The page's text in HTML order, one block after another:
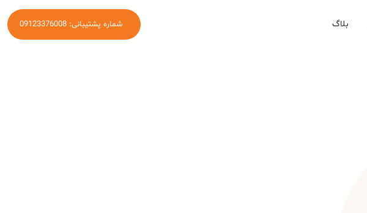
بلاگ شماره پشتیبانی: 09123376008